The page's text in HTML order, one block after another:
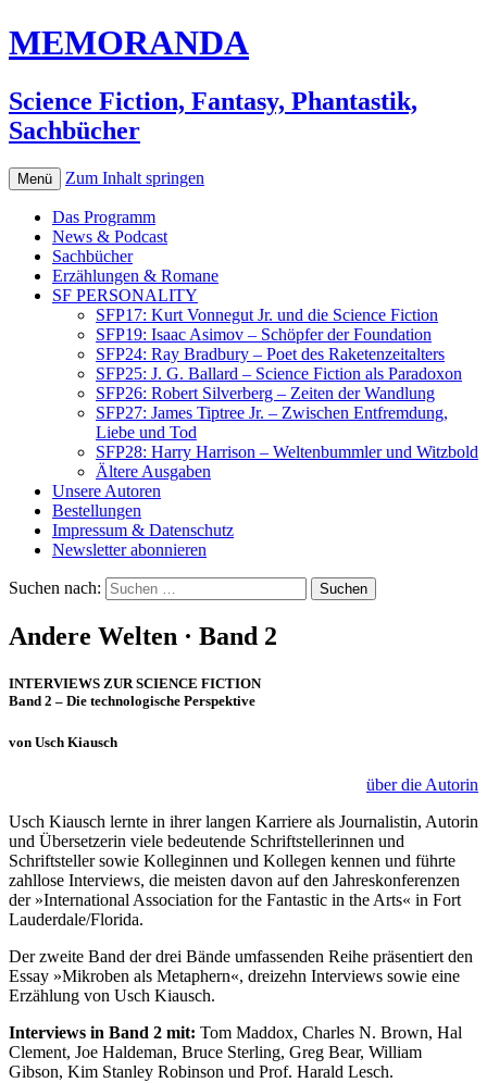
MEMORANDA
Science Fiction, Fantasy, Phantastik,
Sachbücher
Menü Zum Inhalt springen
Das Programm
News & Podcast
Sachbücher
Erzählungen & Romane
SF PERSONALITY
SFP17: Kurt Vonnegut Jr. und die Science Fiction
SFP19: Isaac Asimov – Schöpfer der Foundation
SFP24: Ray Bradbury – Poet des Raketenzeitalters
SFP25: J. G. Ballard – Science Fiction als Paradoxon
SFP26: Robert Silverberg – Zeiten der Wandlung
SFP27: James Tiptree Jr. – Zwischen Entfremdung,
Liebe und Tod
SFP28: Harry Harrison – Weltenbummler und Witzbold
Ältere Ausgaben
Unsere Autoren
Bestellungen
Impressum & Datenschutz
Newsletter abonnieren
Suchen nach:
Andere Welten · Band 2
INTERVIEWS ZUR SCIENCE FICTION
Band 2 – Die technologische Perspektive
von Usch Kiausch
über die Autorin
Usch Kiausch lernte in ihrer langen Karriere als Journalistin, Autorin
und Übersetzerin viele bedeutende Schriftstellerinnen und
Schriftsteller sowie Kolleginnen und Kollegen kennen und führte
zahllose Interviews, die meisten davon auf den Jahreskonferenzen
der »International Association for the Fantastic in the Arts« in Fort
Lauderdale/Florida.
Der zweite Band der drei Bände umfassenden Reihe präsentiert den
Essay »Mikroben als Metaphern«, dreizehn Interviews sowie eine
Erzählung von Usch Kiausch.
Interviews in Band 2 mit: Tom Maddox, Charles N. Brown, Hal
Clement, Joe Haldeman, Bruce Sterling, Greg Bear, William
Gibson, Kim Stanley Robinson und Prof. Harald Lesch.